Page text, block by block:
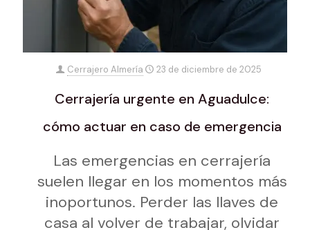
Cerrajero Almería 23 de diciembre de 2025
Cerrajería urgente en Aguadulce:
cómo actuar en caso de emergencia
Las emergencias en cerrajería
suelen llegar en los momentos más
inoportunos. Perder las llaves de
casa al volver de trabajar, olvidar